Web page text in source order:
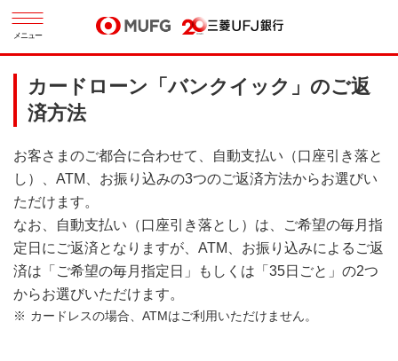
メニュー
カードローン「バンクイック」のご返
済方法
お客さまのご都合に合わせて、自動支払い（口座引き落と
し）、ATM、お振り込みの3つのご返済方法からお選びい
ただけます。
なお、自動支払い（口座引き落とし）は、ご希望の毎月指
定日にご返済となりますが、ATM、お振り込みによるご返
済は「ご希望の毎月指定日」もしくは「35日ごと」の2つ
からお選びいただけます。
カードレスの場合、ATMはご利用いただけません。